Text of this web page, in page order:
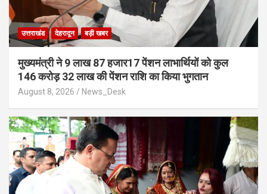
उत्तराखंड देहरादून बड़ी खबर
मुख्यमंत्री ने 9 लाख 87 हजार17 पेंशन लाभार्थियों को कुल
146 करोड़ 32 लाख की पेंशन राशि का किया भुगतान
August 8, 2026 News_Desk